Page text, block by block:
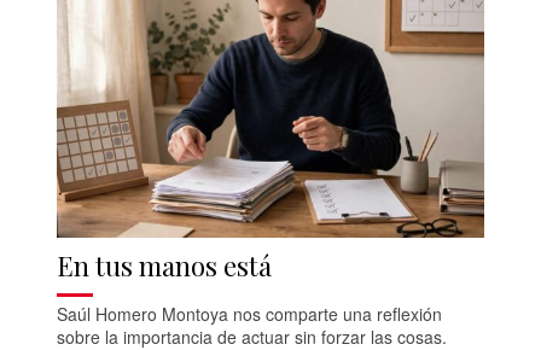
En tus manos está
Saúl Homero Montoya nos comparte una reflexión
sobre la importancia de actuar sin forzar las cosas.